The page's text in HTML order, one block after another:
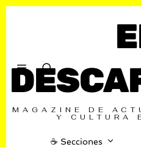
MAGAZINE DE
Y CULTURA
☕️ Secciones